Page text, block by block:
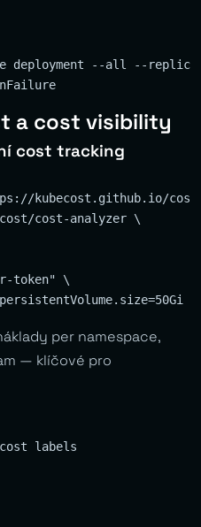
deployment --all --
a cost visibility
cost tracking
kubecost.github.io/
cost-analyzer \
token" \
per namespace,
— klíčové pro
labels